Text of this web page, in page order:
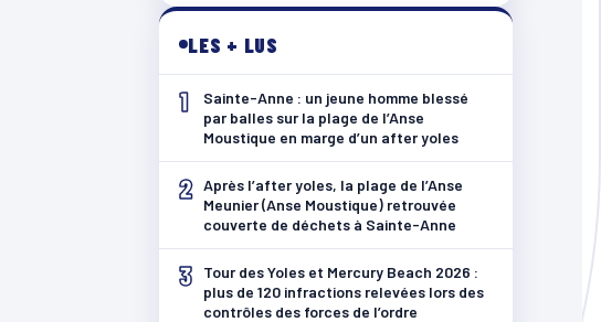
LES + LUS
1
Sainte-Anne : un jeune homme blessé
par balles sur la plage de l’Anse
Moustique en marge d’un after yoles
2 Après l’after yoles, la plage de l’Anse
Meunier (Anse Moustique) retrouvée
couverte de déchets à Sainte-Anne
3
Tour des Yoles et Mercury Beach 2026 :
plus de 120 infractions relevées lors des
contrôles des forces de l’ordre